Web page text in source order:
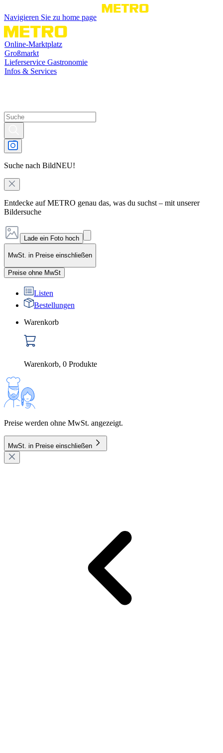
Navigieren Sie zu home page
Online-Marktplatz
Großmarkt
Lieferservice Gastronomie
Infos & Services
Suche nach BildNEU!
Entdecke auf METRO genau das, was du suchst – mit unserer
Bildersuche
Lade ein Foto hoch
MwSt. in Preise einschließen
Preise ohne MwSt
Listen
Bestellungen
Warenkorb
Warenkorb, 0 Produkte
Preise werden ohne MwSt. angezeigt.
MwSt. in Preise einschließen